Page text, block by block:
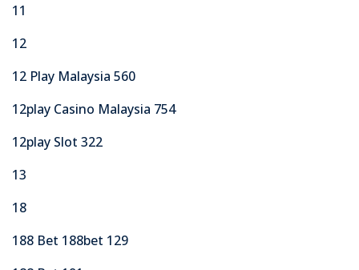
11
12
12 Play Malaysia 560
12play Casino Malaysia 754
12play Slot 322
13
18
188 Bet 188bet 129